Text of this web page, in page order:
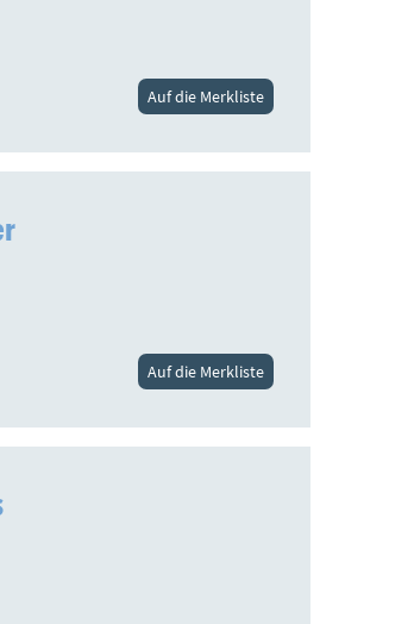
Auf die Merkliste
Auf die Merkliste